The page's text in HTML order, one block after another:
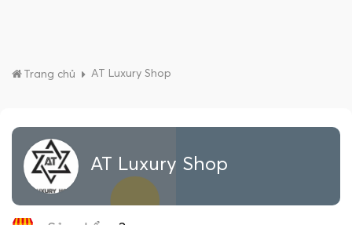
Trang chủ AT Luxury Shop
AT Luxury Shop